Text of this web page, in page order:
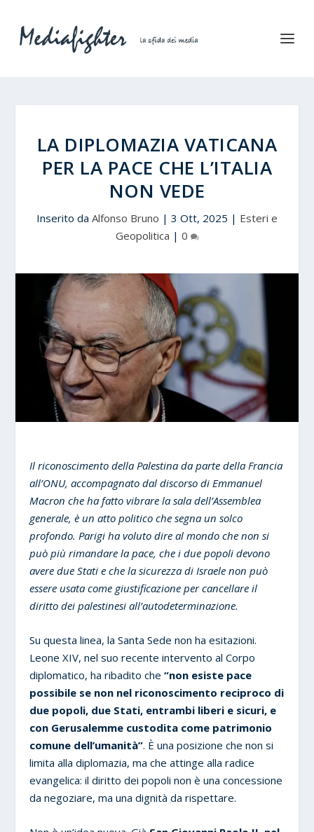
LA DIPLOMAZIA VATICANA
PER LA PACE CHE L’ITALIA
NON VEDE
Inserito da Alfonso Bruno | 3 Ott, 2025 | Esteri e
Geopolitica | 0
Il riconoscimento della Palestina da parte della Francia
all’ONU, accompagnato dal discorso di Emmanuel
Macron che ha fatto vibrare la sala dell’Assemblea
generale, è un atto politico che segna un solco
profondo. Parigi ha voluto dire al mondo che non si
può più rimandare la pace, che i due popoli devono
avere due Stati e che la sicurezza di Israele non può
essere usata come giustificazione per cancellare il
diritto dei palestinesi all’autodeterminazione.
Su questa linea, la Santa Sede non ha esitazioni.
Leone XIV, nel suo recente intervento al Corpo
diplomatico, ha ribadito che“non esiste pace
possibile se non nel riconoscimento reciproco di
due popoli, due Stati, entrambi liberi e sicuri, e
con Gerusalemme custodita come patrimonio
comune dell’umanità”. È una posizione che non si
limita alla diplomazia, ma che attinge alla radice
evangelica: il diritto dei popoli non è una concessione
da negoziare, ma una dignità da rispettare.